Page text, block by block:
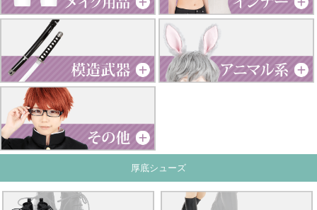
厚底シューズ